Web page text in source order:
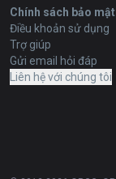
Chính sách bảo mật
Điều khoản sử dụng
Trợ giúp
Gửi email hỏi đáp
Liên hệ với chúng tôi